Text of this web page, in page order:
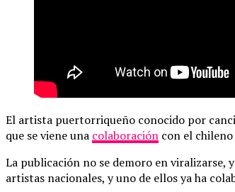
El artista puertorriqueño conocido por
que se viene una colaboración con el
La publicación no se demoro en viralizarse,
artistas nacionales, y uno de ellos ya ha